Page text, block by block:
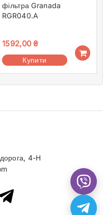
фільтра Granada
RGR040.A
1592,00₴
Купити
4-Н